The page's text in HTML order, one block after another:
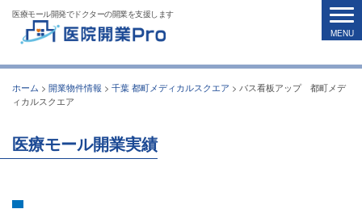
医療モール開発でドクターの開業を支援します
ホーム > 開業物件情報 > 千葉 都町メディカルスクエア > バス看板アップ 都町メデ
ィカルスクエア
医療モール開業実績